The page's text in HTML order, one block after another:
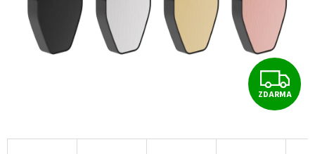
Z
D
A
ZDARMA